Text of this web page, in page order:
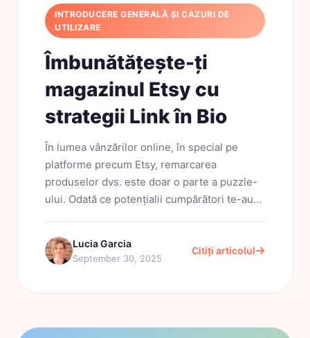
INTRODUCERE GENERALĂ ȘI CAZURI DE
UTILIZARE
Îmbunătățește-ți
magazinul Etsy cu
strategii Link în Bio
În lumea vânzărilor online, în special pe
platforme precum Etsy, remarcarea
produselor dvs. este doar o parte a puzzle-
ului. Odată ce potențialii cumpărători te-au
fără probleme prin...
Lucia Garcia
September 30, 2025
Citiți articolul